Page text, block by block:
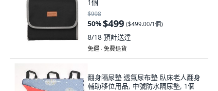
1個
$998
50%$499 ($499.00/1個)
8/18 預計送達
免運 ∙ 免費退貨
翻身隔尿墊 透氣尿布墊 臥床老人翻身
輔助移位用品, 中號防水隔尿墊, 1個